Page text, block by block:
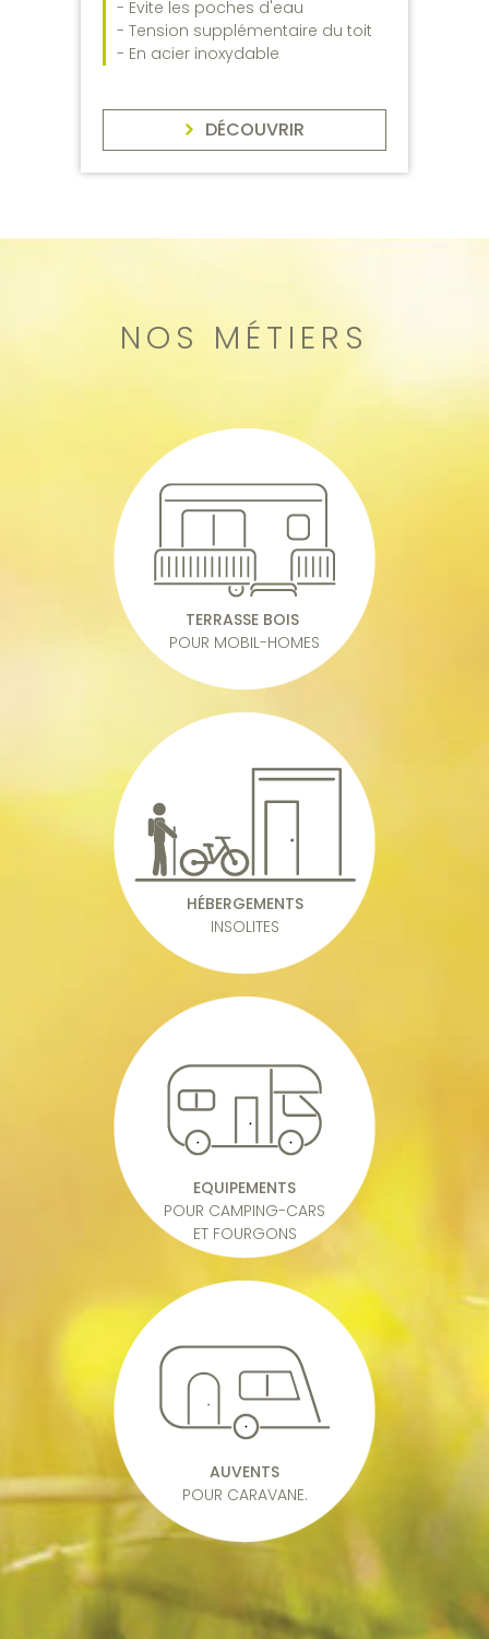
- Evite les poches d'eau
- Tension supplémentaire du toit
- En acier inoxydable
DÉCOUVRIR
NOS MÉTIERS
TERRASSE BOIS
POUR MOBIL-HOMES
HÉBERGEMENTS
INSOLITES
EQUIPEMENTS
POUR CAMPING-CARS
ET FOURGONS
AUVENTS
POUR CARAVANE.